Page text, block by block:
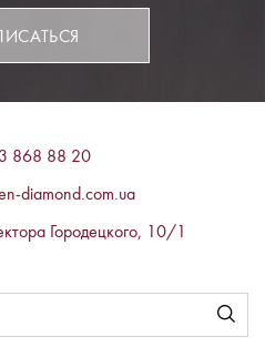
868 88 20
diamond.com.ua
Городецкого, 10/1